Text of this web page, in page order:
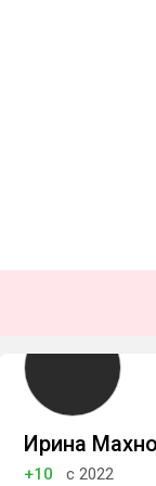
Ирина
+10 с 2022